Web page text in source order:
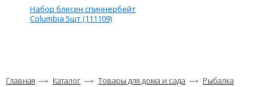
Набор блесен спиннербейт
Columbia 5шт (111109)
Главная Каталог Товары для дома и сада Рыбалка